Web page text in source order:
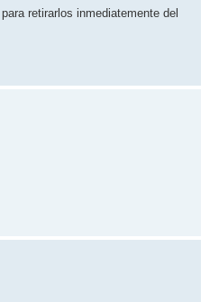
retirarlos inmediatemente del